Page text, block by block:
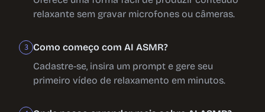
relaxante sem gravar microfones ou câmeras.
3
Como começo com AI ASMR?
Cadastre-se, insira um prompt e gere seu
primeiro vídeo de relaxamento em minutos.